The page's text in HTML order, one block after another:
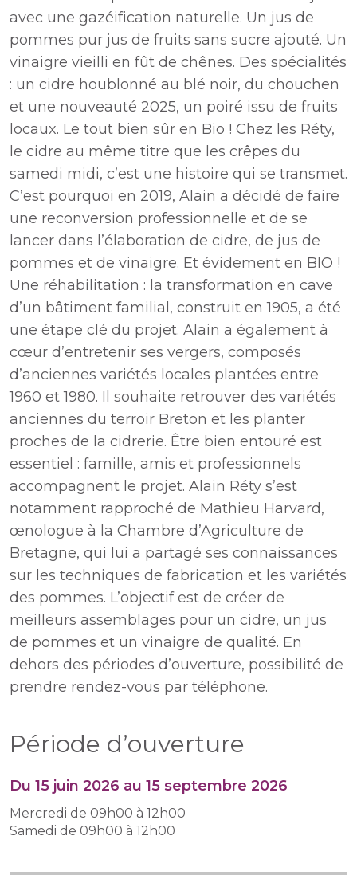
avec une gazéification naturelle. Un jus de
pommes pur jus de fruits sans sucre ajouté. Un
vinaigre vieilli en fût de chênes. Des spécialités
: un cidre houblonné au blé noir, du chouchen
et une nouveauté 2025, un poiré issu de fruits
locaux. Le tout bien sûr en Bio ! Chez les Réty,
le cidre au même titre que les crêpes du
samedi midi, c’est une histoire qui se transmet.
C’est pourquoi en 2019, Alain a décidé de faire
une reconversion professionnelle et de se
lancer dans l’élaboration de cidre, de jus de
pommes et de vinaigre. Et évidement en BIO !
Une réhabilitation : la transformation en cave
d’un bâtiment familial, construit en 1905, a été
une étape clé du projet. Alain a également à
cœur d’entretenir ses vergers, composés
d’anciennes variétés locales plantées entre
1960 et 1980. Il souhaite retrouver des variétés
anciennes du terroir Breton et les planter
proches de la cidrerie. Être bien entouré est
essentiel : famille, amis et professionnels
accompagnent le projet. Alain Réty s’est
notamment rapproché de Mathieu Harvard,
œnologue à la Chambre d’Agriculture de
Bretagne, qui lui a partagé ses connaissances
sur les techniques de fabrication et les variétés
des pommes. L’objectif est de créer de
meilleurs assemblages pour un cidre, un jus
de pommes et un vinaigre de qualité. En
dehors des périodes d’ouverture, possibilité de
prendre rendez-vous par téléphone.
Période d’ouverture
Du 15 juin 2026 au 15 septembre 2026
Mercredi de 09h00 à 12h00
Samedi de 09h00 à 12h00